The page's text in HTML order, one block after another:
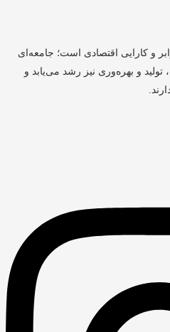
و کارایی اقتصادی است؛ جامعه‌ای
و بهره‌وری نیز رشد می‌یابد و